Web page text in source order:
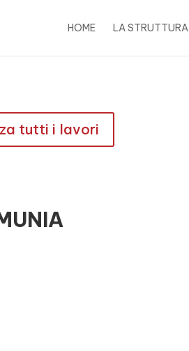
HOME LA STRUTTURA
tutti i lavori